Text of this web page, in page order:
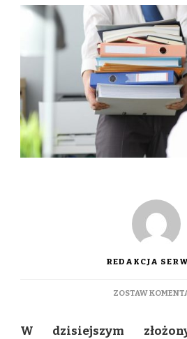
REDAKCJA
ZOSTAW
W dzisiejszym